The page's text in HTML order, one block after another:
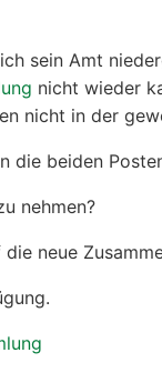
sein Amt
nicht wieder
nicht in der
die beiden
nehmen?
neue